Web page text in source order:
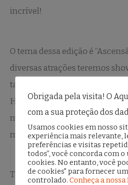
incrível!
O tema dessa edição é
diversas atrações teremos
também é uma das
Hilton, bate papo musicado
maior Espaço Literário da
muito mais!
Tudo será exibido pelo canal
Obrigada pela visita! O
com a sua proteção dos
Usamos cookies em nosso
experiência mais relevante,
preferências e visitas
todos”, você concorda com o
cookies. No entanto, você
de cookies" para fornecer
controlado. Conheça a